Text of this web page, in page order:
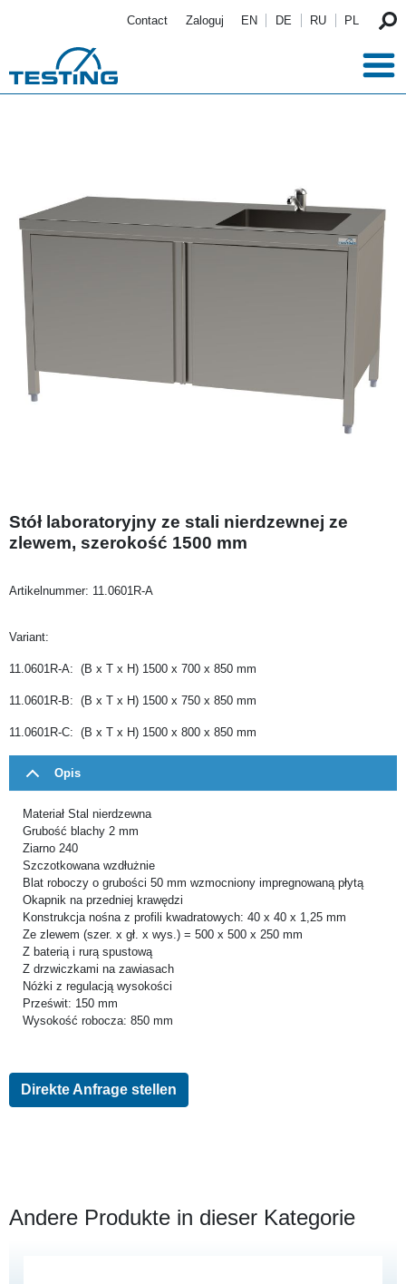
Contact Zaloguj EN DE RU PL
Stół laboratoryjny ze stali nierdzewnej ze
zlewem, szerokość 1500 mm
Artikelnummer: 11.0601R-A
Variant:
11.0601R-A: (B x T x H) 1500 x 700 x 850 mm
11.0601R-B: (B x T x H) 1500 x 750 x 850 mm
11.0601R-C: (B x T x H) 1500 x 800 x 850 mm
Opis
Materiał Stal nierdzewna
Grubość blachy 2 mm
Ziarno 240
Szczotkowana wzdłużnie
Blat roboczy o grubości 50 mm wzmocniony impregnowaną płytą
Okapnik na przedniej krawędzi
Konstrukcja nośna z profili kwadratowych: 40 x 40 x 1,25 mm
Ze zlewem (szer. x gł. x wys.) = 500 x 500 x 250 mm
Z baterią i rurą spustową
Z drzwiczkami na zawiasach
Nóżki z regulacją wysokości
Prześwit: 150 mm
Wysokość robocza: 850 mm
Direkte Anfrage stellen
Andere Produkte in dieser Kategorie